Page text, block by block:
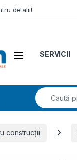
detalii!
SERVICII
Search for:
construcții